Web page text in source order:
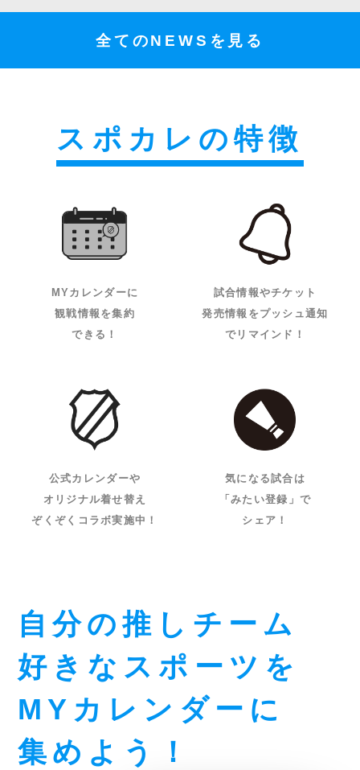
全てのNEWSを見る
スポカレの特徴
MYカレンダーに
観戦情報を集約
できる！
試合情報やチケット
発売情報をプッシュ通知
でリマインド！
公式カレンダーや
オリジナル着せ替え
ぞくぞくコラボ実施中！
気になる試合は
「みたい登録」で
シェア！
自分の推しチーム
好きなスポーツを
MYカレンダーに
集めよう！